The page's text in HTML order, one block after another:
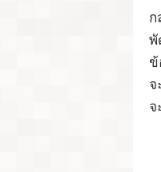
ก
พั
ข้
จ
จ